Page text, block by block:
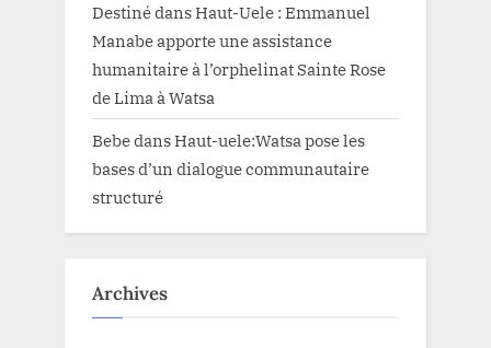
DestinédansHaut-Uele : Emmanuel
Manabe apporte une assistance
humanitaire à l’orphelinat Sainte Rose
de Lima à Watsa
BebedansHaut-uele:Watsa pose les
bases d’un dialogue communautaire
structuré
Archives